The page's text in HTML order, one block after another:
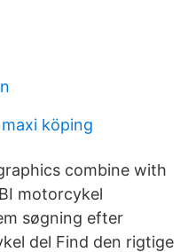
köping
combine with
motorcykel
søgning efter
del Find den rigtige